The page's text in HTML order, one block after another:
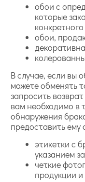
обои с
которые
обои,
В случае, если вы
можете обменять
запросить
вам необходимо в
обнаружения
предоставить
этикетки с
указанием
четкие
продукции